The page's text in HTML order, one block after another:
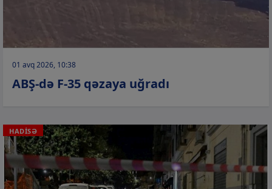
01 avq 2026, 10:38
ABŞ-də F-35 qəzaya uğradı
HADİSƏ